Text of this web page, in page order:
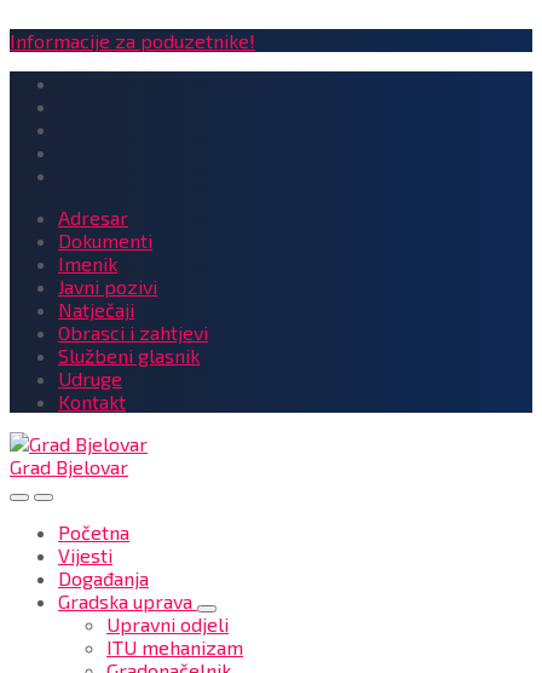
Informacije za poduzetnike!
Adresar
Dokumenti
Imenik
Javni pozivi
Natječaji
Obrasci i zahtjevi
Službeni glasnik
Udruge
Kontakt
Grad Bjelovar
Početna
Vijesti
Događanja
Gradska uprava
Upravni odjeli
ITU mehanizam